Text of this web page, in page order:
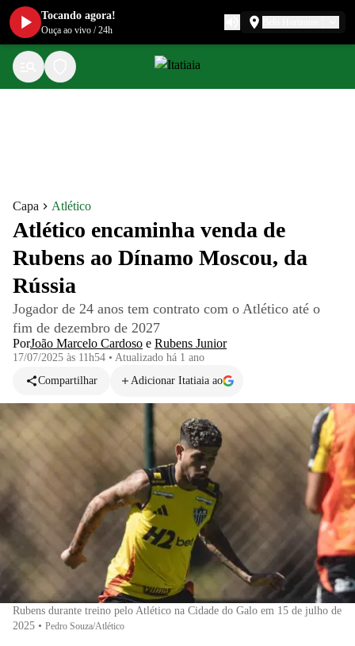
Capa Atlético
Atlético encaminha venda de
Rubens ao Dínamo Moscou, da
Rússia
Jogador de 24 anos tem contrato com o Atlético até o
fim de dezembro de 2027
PorJoão Marcelo Cardoso e Rubens Junior
17/07/2025 às 11h54 • Atualizado há 1 ano
Compartilhar
Adicionar Itatiaia ao
Rubens durante treino pelo Atlético na Cidade do Galo em 15 de julho de
2025 • Pedro Souza/Atlético
Tocando agora!
Ouça ao vivo /24h